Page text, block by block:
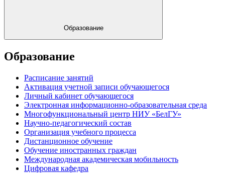
Образование
Образование
Расписание занятий
Активация учетной записи обучающегося
Личный кабинет обучающегося
Электронная информационно-образовательная среда
Многофункциональный центр НИУ «БелГУ»
Научно-педагогический состав
Организация учебного процесса
Дистанционное обучение
Обучение иностранных граждан
Международная академическая мобильность
Цифровая кафедра